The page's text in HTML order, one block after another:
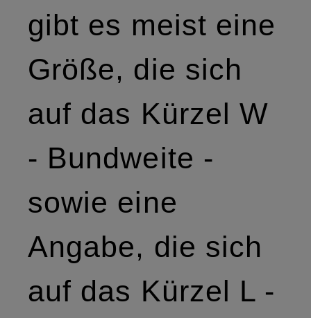
gibt es meist eine
Größe, die sich
auf das Kürzel W
- Bundweite -
sowie eine
Angabe, die sich
auf das Kürzel L -